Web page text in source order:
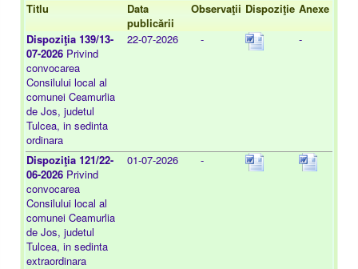
Titlu
Data
publicării
Observaţii Dispoziţie Anexe
Dispoziţia 139/13-
07-2026 Privind
convocarea
Consilului local al
comunei Ceamurlia
de Jos, judetul
Tulcea, in sedinta
ordinara
22-07-2026 - -
Dispoziţia 121/22-
06-2026 Privind
convocarea
Consilului local al
comunei Ceamurlia
de Jos, judetul
Tulcea, in sedinta
extraordinara
01-07-2026 -